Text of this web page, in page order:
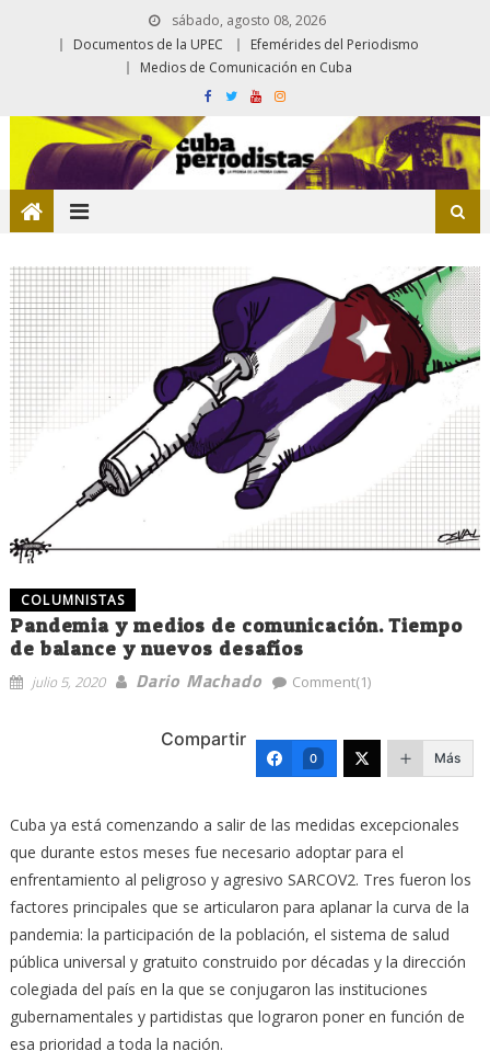
sábado, agosto 08, 2026
Documentos de la UPEC
Efemérides del Periodismo
Medios de Comunicación en Cuba
COLUMNISTAS
Pandemia y medios de comunicación. Tiempo
de balance y nuevos desafíos
julio 5, 2020 Dario Machado Comment(1)
Compartir
0 Más
Cuba ya está comenzando a salir de las medidas excepcionales
que durante estos meses fue necesario adoptar para el
enfrentamiento al peligroso y agresivo SARCOV2. Tres fueron los
factores principales que se articularon para aplanar la curva de la
pandemia: la participación de la población, el sistema de salud
pública universal y gratuito construido por décadas y la dirección
colegiada del país en la que se conjugaron las instituciones
gubernamentales y partidistas que lograron poner en función de
esa prioridad a toda la nación.